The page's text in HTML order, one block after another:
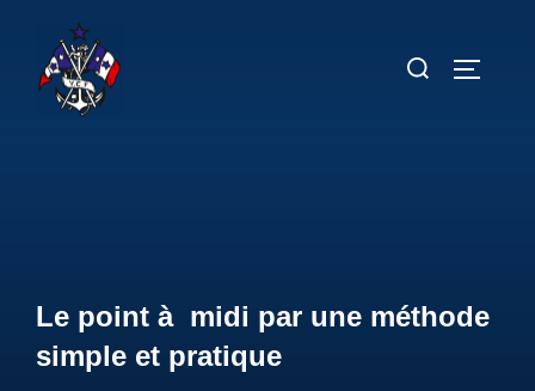
contenu
Rechercher :
Le point à midi par une méthode
simple et pratique